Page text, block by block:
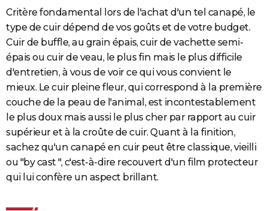
Critère fondamental lors de l'achat d'un tel canapé, le
type de cuir dépend de vos goûts et de votre budget.
Cuir de buffle, au grain épais, cuir de vachette semi-
épais ou cuir de veau, le plus fin mais le plus difficile
d'entretien, à vous de voir ce qui vous convient le
mieux. Le cuir pleine fleur, qui correspond à la première
couche de la peau de l'animal, est incontestablement
le plus doux mais aussi le plus cher par rapport au cuir
supérieur et à la croûte de cuir. Quant à la finition,
sachez qu'un canapé en cuir peut être classique, vieilli
ou "by cast ", c'est-à-dire recouvert d'un film protecteur
qui lui confère un aspect brillant.